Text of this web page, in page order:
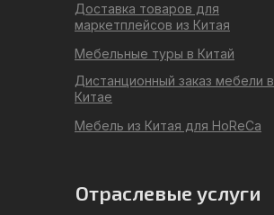
Отраслевые услуги
Мебель из Китая для HoReCa
Дистанционный заказ мебели в
Китае
Мебельные туры в Китай
Доставка товаров для
маркетплейсов из Китая